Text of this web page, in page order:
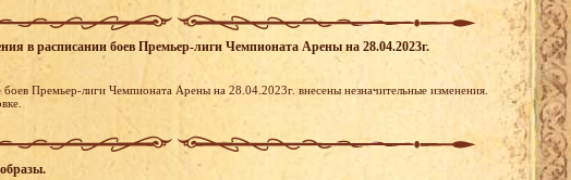
в расписании боев Премьер-лиги Чемпионата Арены на 28.04.2023г.
Премьер-лиги Чемпионата Арены на 28.04.2023г. внесены незначительные изменения.